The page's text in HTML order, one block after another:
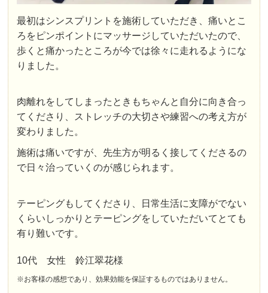
最初はシンスプリントを施術していただき、痛いとこ
ろをピンポイントにマッサージしていただいたので、
歩くと痛かったところが今では徐々に走れるようにな
りました。
肉離れをしてしまったときもちゃんと自分に向き合っ
てくださり、ストレッチの大切さや練習への考え方が
変わりました。
施術は痛いですが、先生方が明るく接してくださるの
で日々治っていくのが感じられます。
テーピングもしてくださり、日常生活に支障がでない
くらいしっかりとテーピングをしていただいてとても
有り難いです。
10代 女性 鈴江翠花様
※お客様の感想であり、効果効能を保証するものではありません。